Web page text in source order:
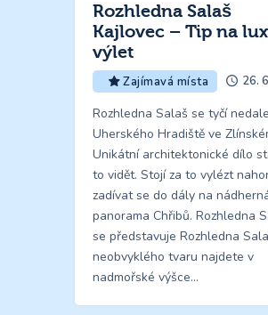
Rozhledna Salaš
Kajlovec – Tip na
výlet
Zajímavá místa 26.
Rozhledna Salaš se tyčí
Uherského Hradiště ve
Unikátní architektonické dílo
to vidět. Stojí za to vylézt
zadívat se do dály na
panorama Chřibů. Rozhledna
se představuje Rozhledna
neobvyklého tvaru najdete v
nadmořské výšce…